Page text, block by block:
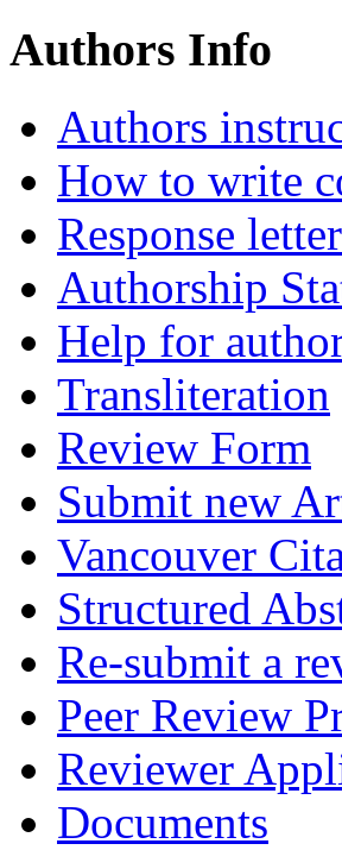
Authors Info
Authors
How to write
Response
Authorship
Help for
Transliteration
Review Form
Submit new
Vancouver
Structured
Re-submit a
Peer Review
Reviewer
Documents